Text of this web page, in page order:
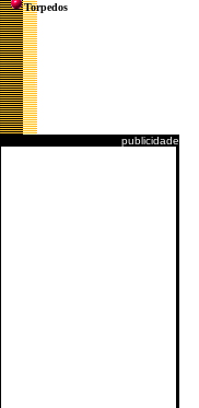
Torpedos
publicidade